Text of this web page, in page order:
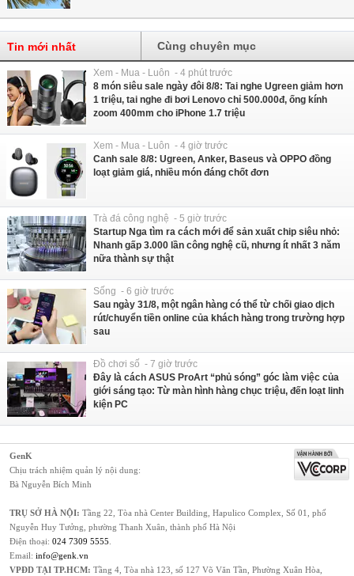
Tin mới nhất Cùng chuyên mục
Xem - Mua - Luôn - 4 phút trước
8 món siêu sale ngày đôi 8/8: Tai nghe Ugreen giảm hơn
1 triệu, tai nghe đi bơi Lenovo chỉ 500.000đ, ống kính
zoom 400mm cho iPhone 1.7 triệu
Xem - Mua - Luôn - 4 giờ trước
Canh sale 8/8: Ugreen, Anker, Baseus và OPPO đồng
loạt giảm giá, nhiều món đáng chốt đơn
Trà đá công nghệ - 5 giờ trước
Startup Nga tìm ra cách mới để sản xuất chip siêu nhỏ:
Nhanh gấp 3.000 lần công nghệ cũ, nhưng ít nhất 3 năm
nữa thành sự thật
Sống - 6 giờ trước
Sau ngày 31/8, một ngân hàng có thể từ chối giao dịch
rút/chuyển tiền online của khách hàng trong trường hợp
sau
Đồ chơi số - 7 giờ trước
Đây là cách ASUS ProArt “phủ sóng” góc làm việc của
giới sáng tạo: Từ màn hình hàng chục triệu, đến loạt linh
kiện PC
GenK
Chịu trách nhiệm quản lý nội dung:
Bà Nguyễn Bích Minh
TRỤ SỞ HÀ NỘI: Tầng 22, Tòa nhà Center Building, Hapulico Complex, Số 01, phố
Nguyễn Huy Tưởng, phường Thanh Xuân, thành phố Hà Nội
Điện thoại: 024 7309 5555
Email: info@genk.vn
VPĐD TẠI TP.HCM: Tầng 4, Tòa nhà 123, số 127 Võ Văn Tần, Phường Xuân Hòa,